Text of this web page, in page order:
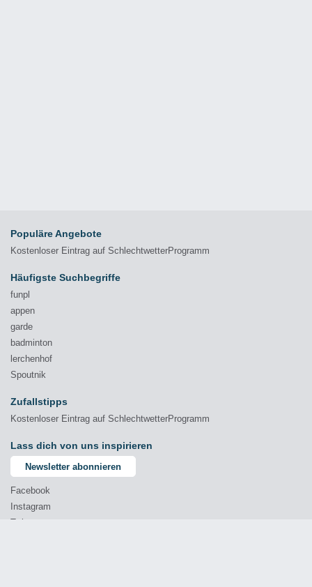
Populäre Angebote
Kostenloser Eintrag auf SchlechtwetterProgramm
Häufigste Suchbegriffe
funpl
appen
garde
badminton
lerchenhof
Spoutnik
Zufallstipps
Kostenloser Eintrag auf SchlechtwetterProgramm
Lass dich von uns inspirieren
Newsletter abonnieren
Facebook
Instagram
Twitter